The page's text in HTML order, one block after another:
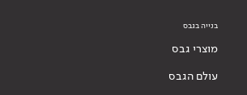
בנייה בגבס
מוצרי גבס
עולם הגבס